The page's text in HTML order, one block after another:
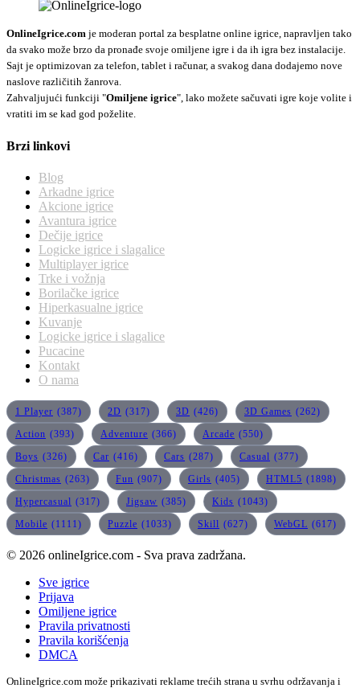
OnlineIgrice.com je moderan portal za besplatne online igrice, napravljen tako
da svako može brzo da pronađe svoje omiljene igre i da ih igra bez instalacije.
Sajt je optimizovan za telefon, tablet i računar, a svakog dana dodajemo nove
naslove različitih žanrova.
Zahvaljujući funkciji "Omiljene igrice", lako možete sačuvati igre koje volite i
vratiti im se kad god poželite.
Brzi linkovi
Blog
Arkadne igrice
Akcione igrice
Avantura igrice
Dečije igrice
Logicke igrice i slagalice
Multiplayer igrice
Trke i vožnja
Borilačke igrice
Hiperkasualne igrice
Kuvanje
Logicke igrice i slagalice
Pucacine
Kontakt
O nama
1 Player (387) 2D (317) 3D (426) 3D Games (262)
Action (393) Adventure (366) Arcade (550)
Boys (326) Car (416) Cars (287) Casual (377)
Christmas (263) Fun (907) Girls (405) HTML5 (1898)
Hypercasual (317) Jigsaw (385) Kids (1043)
Mobile (1111) Puzzle (1033) Skill (627) WebGL (617)
© 2026 onlineIgrice.com - Sva prava zadržana.
Sve igrice
Prijava
Omiljene igrice
Pravila privatnosti
Pravila korišćenja
DMCA
OnlineIgrice.com može prikazivati reklame trećih strana u svrhu održavanja i